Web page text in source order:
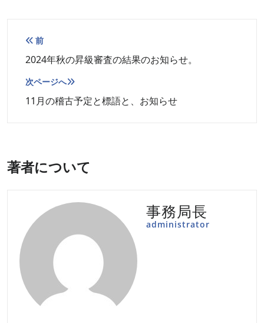
投
稿
ナ
ビ
ョ
前
2024年秋の昇級審査の結果のお知らせ。
次ページへ
11月の稽古予定と標語と、お知らせ
著者について
事務局長
administrator